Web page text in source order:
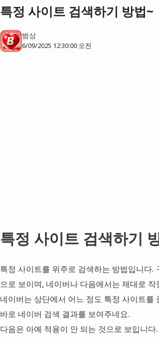
특정 사이트 검색하기 방법~
범상
6/09/2025 12:30:00 오전
특정 사이트 검색하기
특정 사이트를 위주로 검색하는 방법입니다
으로 보이며, 네이버나 다음에서는 제대로
네이버는 상단에서 어느 정도 특정 사이트
바로 네이버 검색 결과를 보여주네요.
다음은 아예 적용이 안 되는 것으로 보입니다.